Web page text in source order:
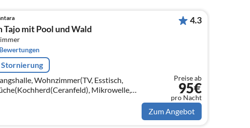
Tajo mit Pool und Wald
Wohnzimmer(TV, Esstisch,
Mikrowelle,
Bett),
4.3
Preise ab
95€
pro Nacht
Zum Angebot